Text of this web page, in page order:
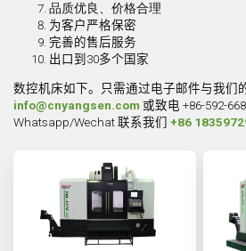
品质优良、价格合理
为客户严格保密
完善的售后服务
出口到30多个国家
数控机床如下。只需通过电子邮件与我们
info@cnyangsen.com 或致电 +86-592-
Whatsapp/Wechat 联系我们 +86